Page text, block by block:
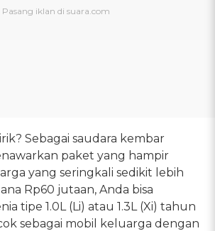
Sebagai saudara kembar
paket yang hampir
yang seringkali sedikit lebih
Rp60 jutaan, Anda bisa
tipe 1.0L (Li) atau 1.3L (Xi) tahun
sebagai mobil keluarga dengan